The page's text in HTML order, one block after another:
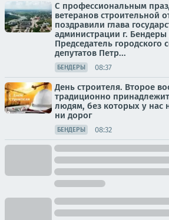
С профессиональным
ветеранов строительной
поздравили глава
администрации г.
Председатель городского
депутатов Петр...
БЕНДЕРЫ 08:37
День строителя. Второе
традиционно
людям, без которых у нас
ни дорог
БЕНДЕРЫ 08:32